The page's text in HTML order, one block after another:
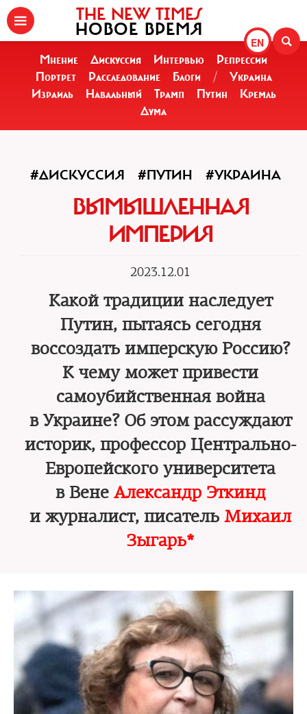
EN
THE NEW TIMES
НОВОЕ ВРЕМЯ
Мнение Дискуссия Интервью
Репрессии
Портрет
Расследование Блоги /
Украина
Израиль
Навальный Трамп Путин
Кремль
Дума
#ДИСКУССИЯ #ПУТИН #УКРАИНА
ВЫМЫШЛЕННАЯ
ИМПЕРИЯ
2023.12.01
Какой традиции наследует
Путин, пытаясь сегодня
воссоздать имперскую Россию?
К чему может привести
самоубийственная война
в Украине? Об этом рассуждают
историк, профессор Центрально-
Европейского университета
в Вене Александр Эткинд
и журналист, писатель Михаил
Зыгарь*